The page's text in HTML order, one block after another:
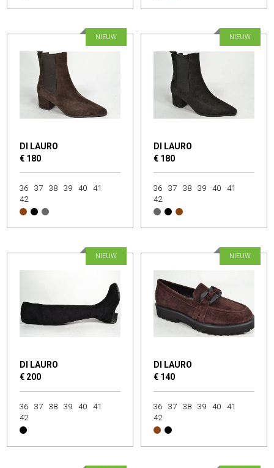
DI LAURO
€ 180
NIEUW
36 37 38 39 40
41
42
DI LAURO
€ 180
NIEUW
36 37 38 39 40
41
42
DI LAURO
€ 200
NIEUW
36 37 38 39 40
41
42
DI LAURO
€ 140
NIEUW
36 37 38 39 40
41
42